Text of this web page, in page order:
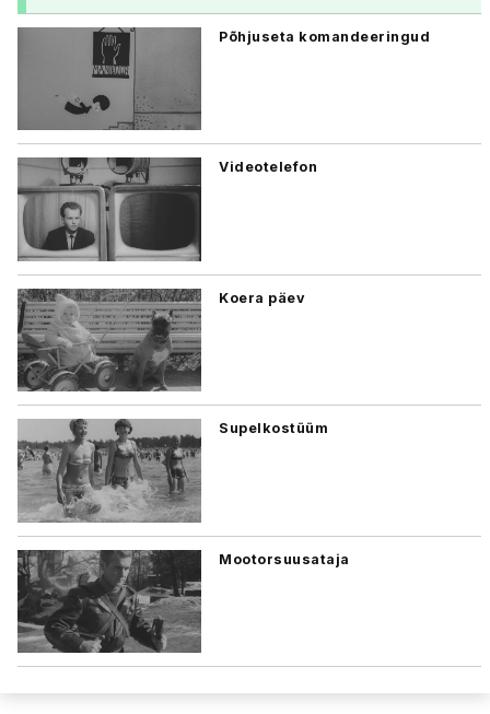
Põhjuseta komandeeringud
Videotelefon
Koera päev
Supelkostüüm
Mootorsuusataja